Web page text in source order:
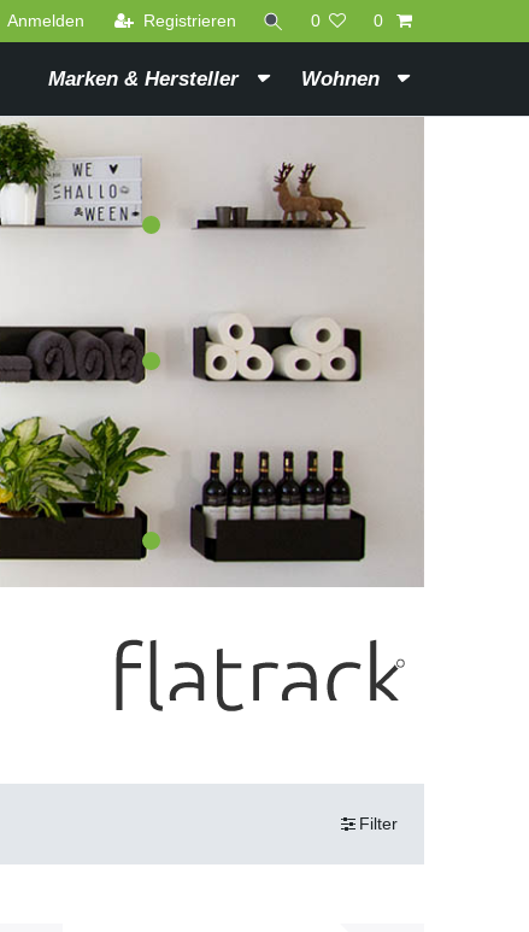
Anmelden Registrieren 0 0
Marken & Hersteller Wohnen
Filter